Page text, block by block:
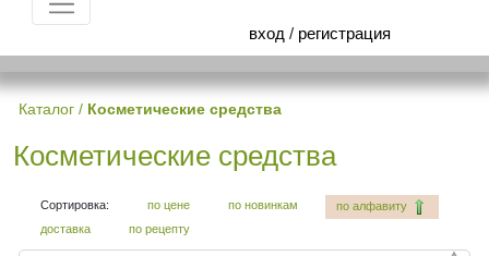
вход / регистрация
Каталог / Косметические средства
Косметические средства
Сортировка: по цене по новинкам
по алфавиту
доставка
по рецепту